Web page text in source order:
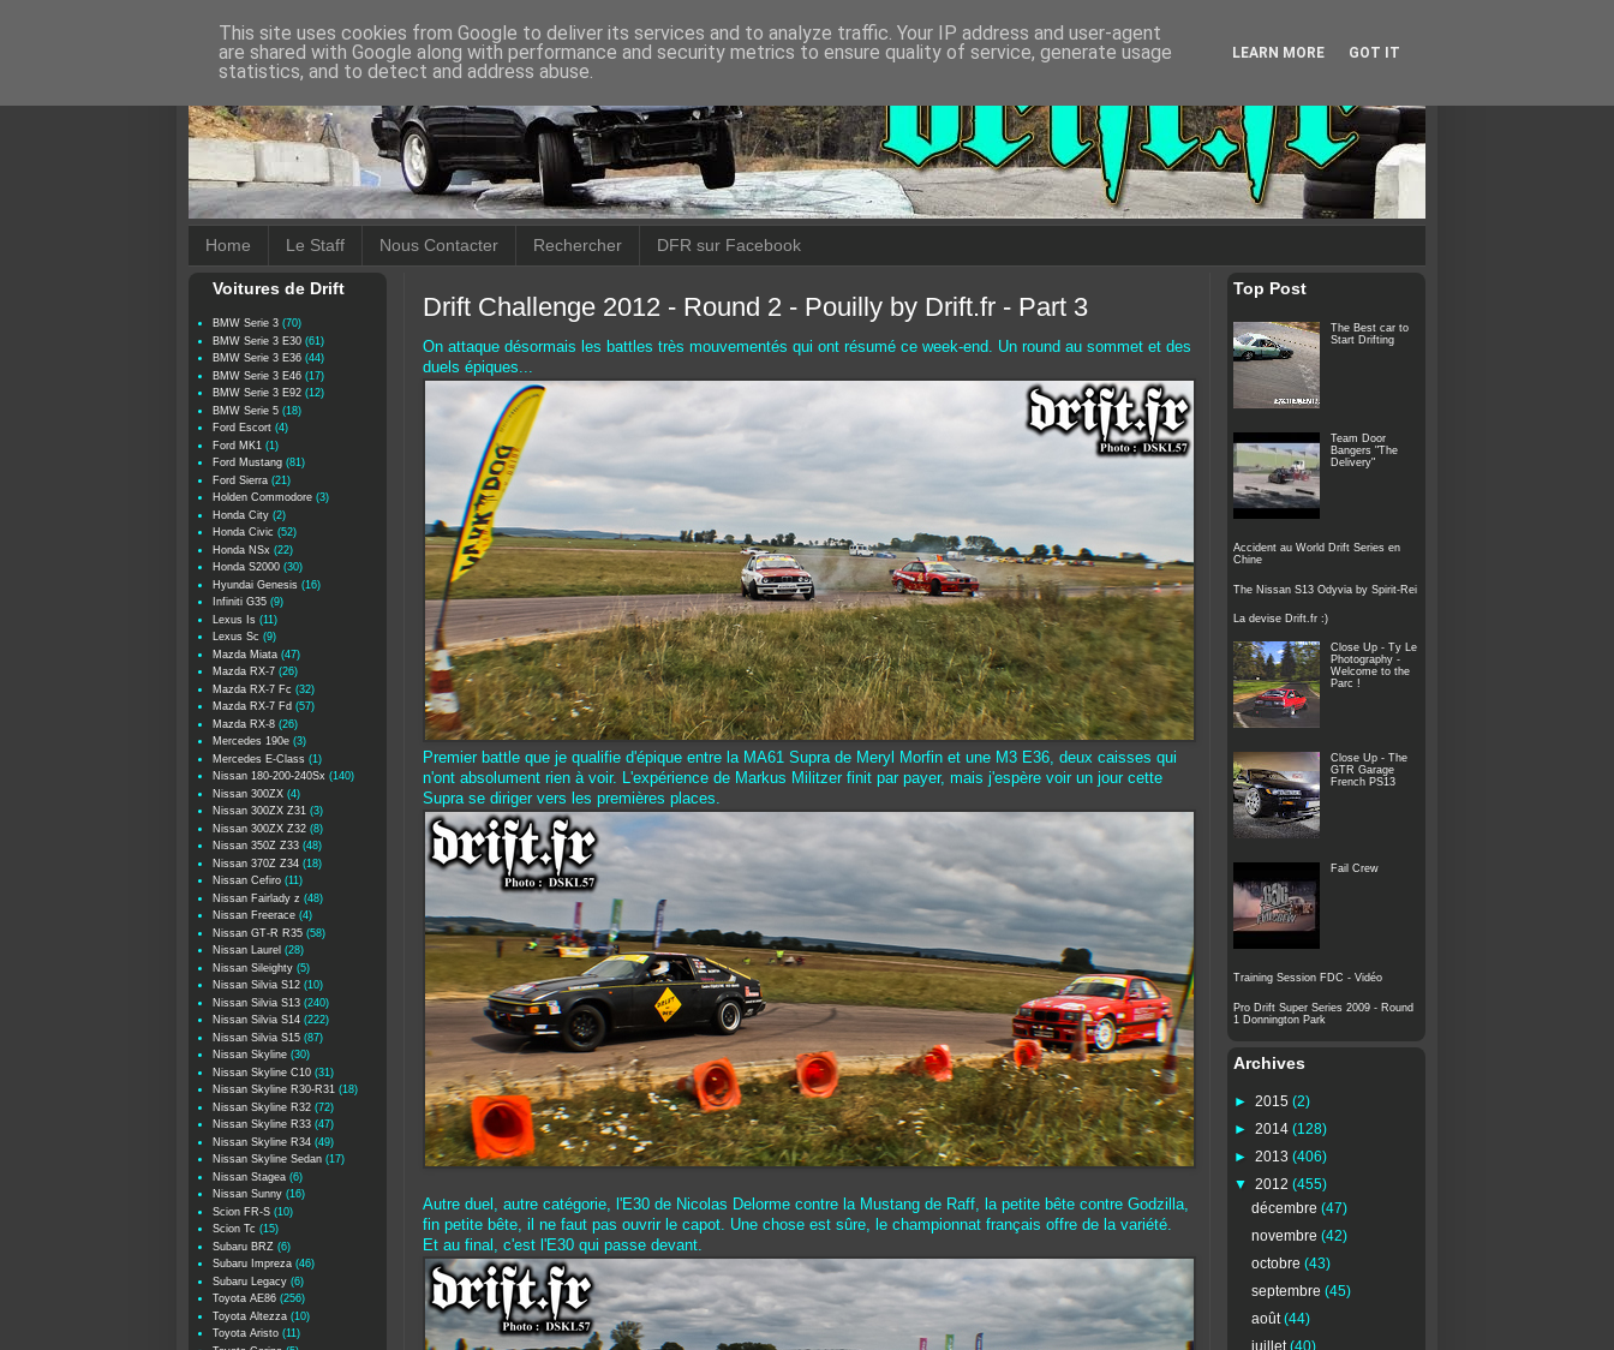
Home Le Staff Nous Contacter Rechercher DFR sur Facebook
Drift Challenge 2012 - Round 2 - Pouilly by Drift.fr - Part 3
On attaque désormais les battles très mouvementés qui ont résumé ce week-end. Un round au sommet et des
duels épiques...
Premier battle que je qualifie d'épique entre la MA61 Supra de Meryl Morfin et une M3 E36, deux caisses qui
n'ont absolument rien à voir. L'expérience de Markus Militzer finit par payer, mais j'espère voir un jour cette
Supra se diriger vers les premières places.
Autre duel, autre catégorie, l'E30 de Nicolas Delorme contre la Mustang de Raff, la petite bête contre Godzilla,
fin petite bête, il ne faut pas ouvrir le capot. Une chose est sûre, le championnat français offre de la variété.
Et au final, c'est l'E30 qui passe devant.
Voitures de Drift
BMW Serie 3 (70)
BMW Serie 3 E30 (61)
BMW Serie 3 E36 (44)
BMW Serie 3 E46 (17)
BMW Serie 3 E92 (12)
BMW Serie 5 (18)
Ford Escort (4)
Ford MK1 (1)
Ford Mustang (81)
Ford Sierra (21)
Holden Commodore (3)
Honda City (2)
Honda Civic (52)
Honda NSx (22)
Honda S2000 (30)
Hyundai Genesis (16)
Infiniti G35 (9)
Lexus Is (11)
Lexus Sc (9)
Mazda Miata (47)
Mazda RX-7 (26)
Mazda RX-7 Fc (32)
Mazda RX-7 Fd (57)
Mazda RX-8 (26)
Mercedes 190e (3)
Mercedes E-Class (1)
Nissan 180-200-240Sx (140)
Nissan 300ZX (4)
Nissan 300ZX Z31 (3)
Nissan 300ZX Z32 (8)
Nissan 350Z Z33 (48)
Nissan 370Z Z34 (18)
Nissan Cefiro (11)
Nissan Fairlady z (48)
Nissan Freerace (4)
Nissan GT-R R35 (58)
Nissan Laurel (28)
Nissan Sileighty (5)
Nissan Silvia S12 (10)
Nissan Silvia S13 (240)
Nissan Silvia S14 (222)
Nissan Silvia S15 (87)
Nissan Skyline (30)
Nissan Skyline C10 (31)
Nissan Skyline R30-R31 (18)
Nissan Skyline R32 (72)
Nissan Skyline R33 (47)
Nissan Skyline R34 (49)
Nissan Skyline Sedan (17)
Nissan Stagea (6)
Nissan Sunny (16)
Scion FR-S (10)
Scion Tc (15)
Subaru BRZ (6)
Subaru Impreza (46)
Subaru Legacy (6)
Toyota AE86 (256)
Toyota Altezza (10)
Toyota Aristo (11)
Top Post
The Best car to
Start Drifting
Team Door
Bangers "The
Delivery"
Accident au World Drift Series en
Chine
The Nissan S13 Odyvia by Spirit-Rei
La devise Drift.fr :)
Close Up - Ty Le
Photography -
Welcome to the
Parc !
Close Up - The
GTR Garage
French PS13
Fail Crew
Training Session FDC - Vidéo
Pro Drift Super Series 2009 - Round
1 Donnington Park
Archives
► 2015 (2)
► 2014 (128)
► 2013 (406)
▼ 2012 (455)
décembre (47)
novembre (42)
octobre (43)
septembre (45)
août(44)
juillet(40)
This site uses cookies from Google to deliver its services and to analyze traffic. Your IP address and user-agent
are shared with Google along with performance and security metrics to ensure quality of service, generate usage
statistics, and to detect and address abuse.
LEARN MORE GOT IT